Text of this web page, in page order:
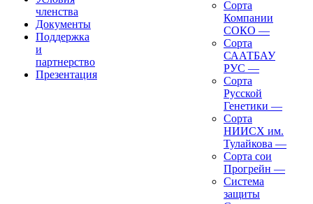
членства
Документы
Поддержка
и
партнерство
Презентация
Сорта
Компании
СОКО —
Сорта
СААТБАУ
РУС —
Сорта
Русской
Генетики —
Сорта
НИИСХ им.
Тулайкова —
Сорта сои
Прогрейн —
Система
защиты